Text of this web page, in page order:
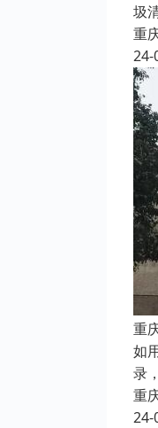
圾
重
24-
重
如
录
重
24-